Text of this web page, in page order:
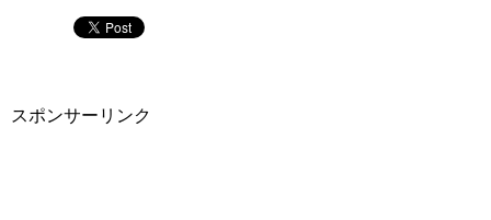
スポンサーリンク